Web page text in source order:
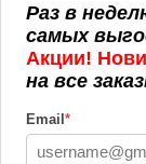
Пакеты
POS
Раз в
самых
Акции!
на все
Email*